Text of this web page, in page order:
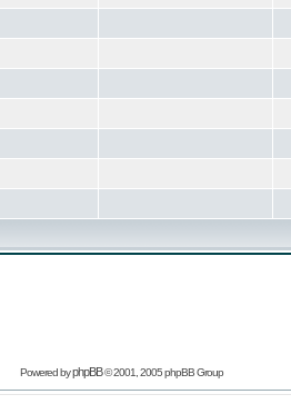
Powered byphpBB© 2001, 2005 phpBB Group